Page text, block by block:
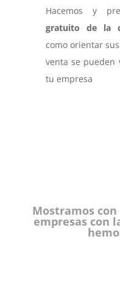
Hacemos y
gratuito de la
como orientar
venta se pueden
tu empresa
Mostramos
empresas con